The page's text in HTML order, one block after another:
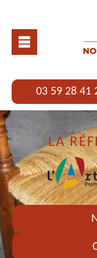
03 59 28 41
LA